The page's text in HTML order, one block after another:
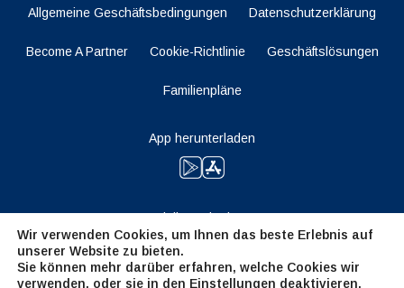
Allgemeine Geschäftsbedingungen Datenschutzerklärung
Become A Partner Cookie-Richtlinie Geschäftslösungen
Familienpläne
App herunterladen
Bleiben Sie dran
Wir verwenden Cookies, um Ihnen das beste Erlebnis auf
unserer Website zu bieten.
Sie können mehr darüber erfahren, welche Cookies wir
verwenden, oder sie in den Einstellungen deaktivieren.